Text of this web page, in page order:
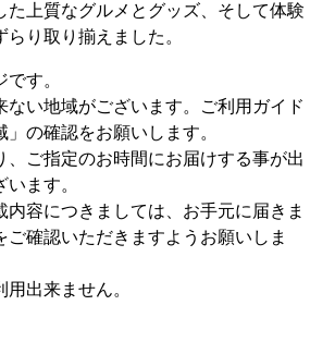
た上質なグルメとグッズ、そして体験
り取り揃えました。
す。
い地域がございます。ご利用ガイド
」の確認をお願いします。
ご指定のお時間にお届けする事が出
ます。
容につきましては、お手元に届きま
ご確認いただきますようお願いしま
出来ません。